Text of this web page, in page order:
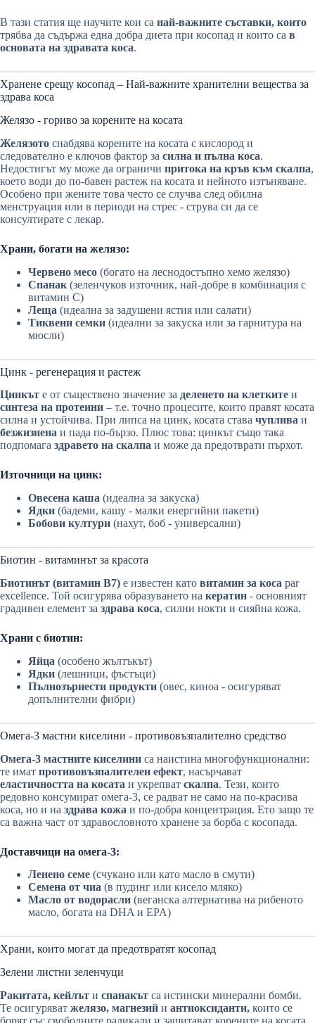
В тази статия ще научите кои са най-важните съставки, които
трябва да съдържа една добра диета при косопад и които са в
основата на здравата коса.
Хранене срещу косопад – Най-важните хранителни вещества за
здрава коса
Желязо - гориво за корените на косата
Желязото снабдява корените на косата с кислород и
следователно е ключов фактор за силна и пълна коса.
Недостигът му може да ограничи притока на кръв към скалпа,
което води до по-бавен растеж на косата и нейното изтъняване.
Особено при жените това често се случва след обилна
менструация или в периоди на стрес - струва си да се
консултирате с лекар.
Храни, богати на желязо:
Червено месо (богато на леснодостъпно хемо желязо)
Спанак (зеленчуков източник, най-добре в комбинация с
витамин С)
Леща (идеална за задушени ястия или салати)
Тиквени семки (идеални за закуска или за гарнитура на
мюсли)
Цинк - регенерация и растеж
Цинкът е от съществено значение за деленето на клетките и
синтеза на протеини – т.е. точно процесите, които правят косата
силна и устойчива. При липса на цинк, косата става чуплива и
безжизнена и пада по-бързо. Плюс това: цинкът също така
подпомага здравето на скалпа и може да предотврати пърхот.
Източници на цинк:
Овесена каша (идеална за закуска)
Ядки (бадеми, кашу - малки енергийни пакети)
Бобови култури (нахут, боб - универсални)
Биотин - витаминът за красота
Биотинът (витамин В7) е известен като витамин за коса par
excellence. Той осигурява образуването на кератин - основният
градивен елемент за здрава коса, силни нокти и сияйна кожа.
Храни с биотин:
Яйца (особено жълтъкът)
Ядки (лешници, фъстъци)
Пълнозърнести продукти (овес, киноа - осигуряват
допълнителни фибри)
Омега-3 мастни киселини - противовъзпалително средство
Омега-3 мастните киселини са наистина многофункционални:
те имат противовъзпалителен ефект, насърчават
еластичността на косата и укрепват скалпа. Тези, които
редовно консумират омега-3, се радват не само на по-красива
коса, но и на здрава кожа и по-добра концентрация. Ето защо те
са важна част от здравословното хранене за борба с косопада.
Доставчици на омега-3:
Ленено семе (счукано или като масло в смути)
Семена от чиа (в пудинг или кисело мляко)
Масло от водорасли (веганска алтернатива на рибеното
масло, богата на DHA и EPA)
Храни, които могат да предотвратят косопад
Зелени листни зеленчуци
Ракитата, кейлът и спанакът са истински минерални бомби.
Те осигуряват желязо, магнезий и антиоксиданти, които се
борят със свободните радикали и защитават корените на косата.